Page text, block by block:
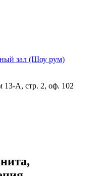
зал (Шоу рум)
13-А, стр. 2, оф. 102